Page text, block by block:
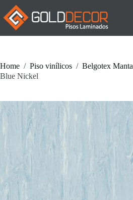
Pular
para
conteúdo
Home / Piso vinílicos / Belgotex Manta
Blue Nickel